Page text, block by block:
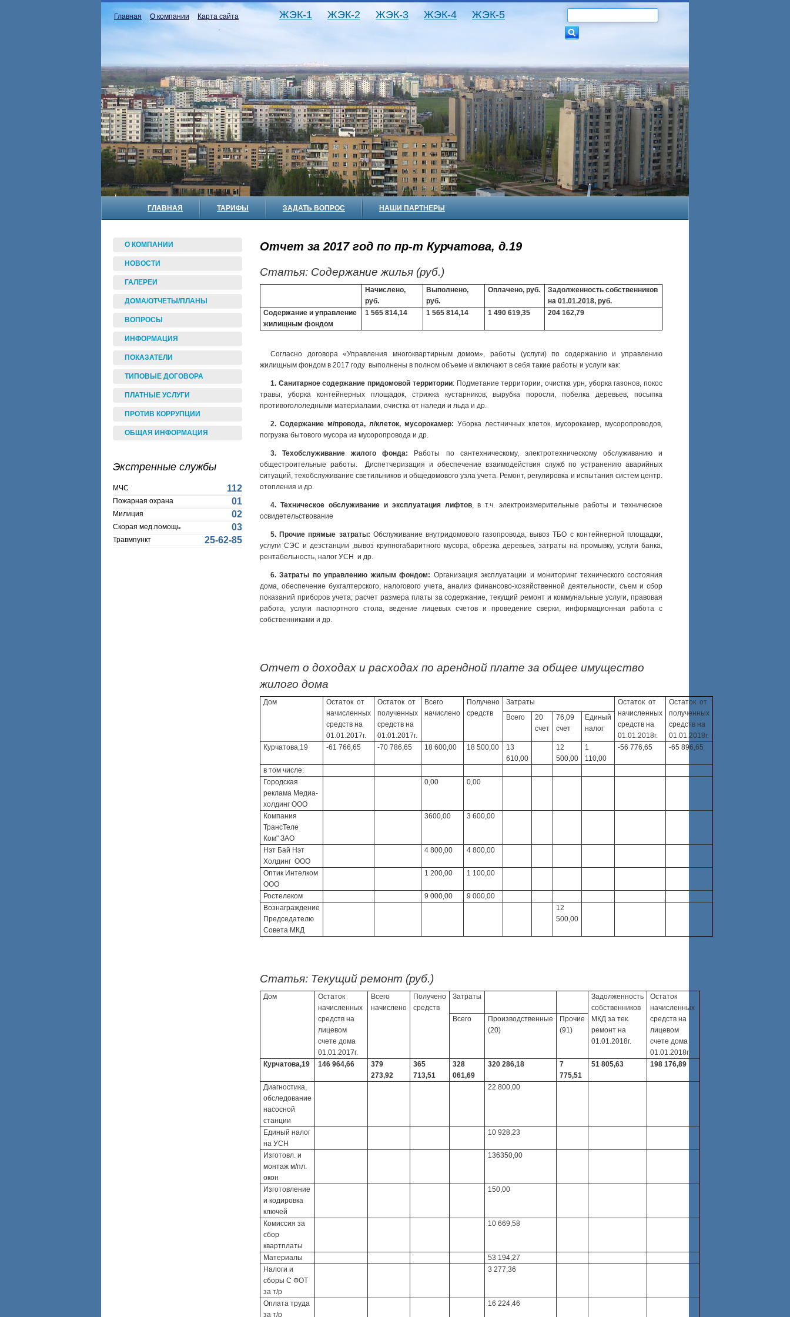
Главная О компании Карта сайта ЖЭК-1 ЖЭК-2 ЖЭК-3 ЖЭК-4 ЖЭК-5
ГЛАВНАЯ ТАРИФЫ ЗАДАТЬ ВОПРОС НАШИ ПАРТНЕРЫ
О КОМПАНИИ
НОВОСТИ
ГАЛЕРЕИ
ДОМА/ОТЧЕТЫ/ПЛАНЫ
ВОПРОСЫ
ИНФОРМАЦИЯ
ПОКАЗАТЕЛИ
ТИПОВЫЕ ДОГОВОРА
ПЛАТНЫЕ УСЛУГИ
ПРОТИВ КОРРУПЦИИ
ОБЩАЯ ИНФОРМАЦИЯ
Экстренные службы
МЧС 112
Пожарная охрана 01
Милиция 02
Скорая мед.помощь 03
Травмпункт 25-62-85
Отчет за 2017 год по пр-т Курчатова, д.19
Статья: Содержание жилья (руб.)
Начислено,
руб.
Выполнено,
руб.
Оплачено, руб.
Задолженность собственников
на 01.01.2018, руб.
Содержание и управление
жилищным фондом
1 565 814,14 1 565 814,14 1 490 619,35 204 162,79
Согласно договора «Управления многоквартирным домом», работы (услуги) по содержанию и управлению
жилищным фондом в 2017 году выполнены в полном объеме и включают в себя такие работы и услуги как:
1. Санитарное содержание придомовой территории: Подметание территории, очистка урн, уборка газонов, покос
травы, уборка контейнерных площадок, стрижка кустарников, вырубка поросли, побелка деревьев, посыпка
противогололедными материалами, очистка от наледи и льда и др.
2. Содержание м/провода, л/клеток, мусорокамер: Уборка лестничных клеток, мусорокамер, мусоропроводов,
погрузка бытового мусора из мусоропровода и др.
3. Техобслуживание жилого фонда: Работы по сантехническому, электротехническому обслуживанию и
общестроительные работы. Диспетчеризация и обеспечение взаимодействия служб по устранению аварийных
ситуаций, техобслуживание светильников и общедомового узла учета. Ремонт, регулировка и испытания систем центр.
отопления и др.
4. Техническое обслуживание и эксплуатация лифтов,в т.ч. электроизмерительные работы и техническое
освидетельствование
5. Прочие прямые затраты: Обслуживание внутридомового газопровода, вывоз ТБО с контейнерной площадки,
услуги СЭС и дезстанции ,вывоз крупногабаритного мусора, обрезка деревьев, затраты на промывку, услуги банка,
рентабельность, налог УСН и др.
6. Затраты по управлению жилым фондом: Организация эксплуатации и мониторинг технического состояния
дома, обеспечение бухгалтерского, налогового учета, анализ финансово-хозяйственной деятельности, съем и сбор
показаний приборов учета; расчет размера платы за содержание, текущий ремонт и коммунальные услуги, правовая
работа, услуги паспортного стола, ведение лицевых счетов и проведение сверки, информационная работа с
собственниками и др.
Отчет о доходах и расходах по арендной плате за общее имущество
жилого дома
Дом
Остаток от
начисленных
средств на
01.01.2017г.
Остаток от
полученных
средств на
01.01.2017г.
Всего
начислено
Получено
средств
Затраты
Остаток от
начисленных
средств на
01.01.2018г.
Остаток от
полученных
средств на
01.01.2018г.
Всего
20
счет
76,09
счет
Единый
налог
Курчатова,19 -61 766,65 -70 786,65 18 600,00 18 500,00
13
610,00
12
500,00
1
110,00
-56 776,65 -65 896,65
в том числе:
Городская
реклама Медиа-
холдинг ООО
0,00 0,00
Компания
ТрансТеле
Ком" ЗАО
3600,00 3 600,00
Нэт Бай Нэт
Холдинг ООО
4 800,00 4 800,00
Оптик Интелком
ООО
1 200,00 1 100,00
Ростелеком 9 000,00
9 000,00
Вознаграждение
Председателю
Совета МКД
12
500,00
Статья: Текущий ремонт (руб.)
Дом
Остаток
начисленных
средств на
лицевом
счете дома
01.01.2017г.
Всего
начислено
Получено
средств
Затраты
Задолженность
собственников
МКД за тек.
ремонт на
01.01.2018г.
Остаток
начисленных
средств на
лицевом
счете дома
01.01.2018г.
Всего
Производственные
(20)
Прочие
(91)
Курчатова,19 146 964,66
379
273,92
365
713,51
328
061,69
320 286,18
7
775,51
51 805,63 198 176,89
Диагностика,
обследование
насосной
станции
22 800,00
Единый налог
на УСН
10 928,23
Изготовл. и
монтаж м/пл.
окон
136350,00
Изготовление
и кодировка
ключей
150,00
Комиссия за
сбор
квартплаты
10 669,58
Материалы
53 194,27
Налоги и
сборы С ФОТ
за т/р
3 277,36
Оплата труда
за т/р
16 224,46